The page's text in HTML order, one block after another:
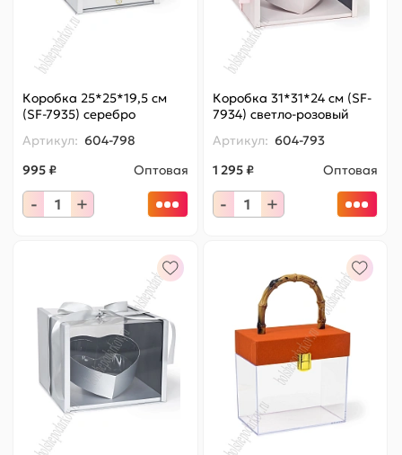
Коробка 25*25*19,5 см
(SF-7935) серебро
Артикул: 604-798
995 ₽
Оптовая
- +
Коробка 31*31*24 см (SF-
7934) светло-розовый
Артикул: 604-793
1 295 ₽
Оптовая
- +